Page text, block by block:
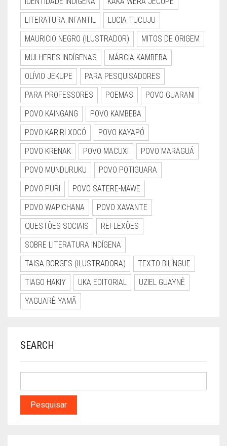
LITERATURA INFANTIL
LUCIA TUCUJU
MAURICIO NEGRO (ILUSTRADOR)
MITOS DE ORIGEM
MULHERES INDÍGENAS
MÁRCIA KAMBEBA
OLÍVIO JEKUPE
PARA PESQUISADORES
PARA PROFESSORES
POEMAS
POVO GUARANI
POVO KAINGANG
POVO KAMBEBA
POVO KARIRI XOCÓ
POVO KAYAPÓ
POVO KRENAK
POVO MACUXI
POVO MARAGUÁ
POVO MUNDURUKU
POVO POTIGUARA
POVO PURI
POVO SATERE-MAWE
POVO WAPICHANA
POVO XAVANTE
QUESTÕES SOCIAIS
REFLEXÕES
SOBRE LITERATURA INDÍGENA
TAISA BORGES (ILUSTRADORA)
TEXTO BILÍNGUE
TIAGO HAKIY
UKA EDITORIAL
UZIEL GUAYNÊ
YAGUARÊ YAMÃ
SEARCH